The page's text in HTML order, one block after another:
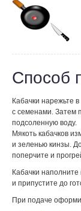
Способ
Кабачки нарежьте
с семенами. Затем
подсоленную воду.
Мякоть кабачков
и зеленью кинзы.
поперчите и
Кабачки
и припустите до
При подаче